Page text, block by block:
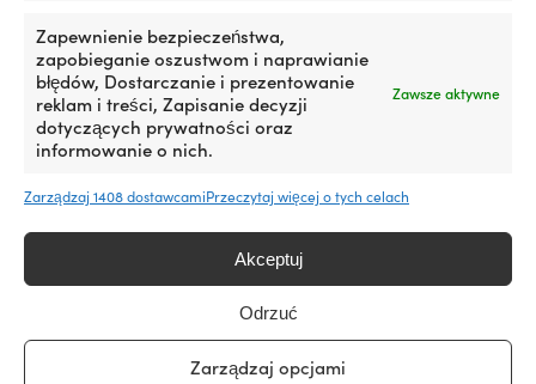
Zapewnienie bezpieczeństwa,
zapobieganie oszustwom i naprawianie
błędów, Dostarczanie i prezentowanie
reklam i treści, Zapisanie decyzji
dotyczących prywatności oraz
informowanie o nich.
Zawsze aktywne
Zarządzaj 1408 dostawcamiPrzeczytaj więcej o tych celach
Akceptuj
Odrzuć
Zarządzaj opcjami
Ławka do pontonu, aluminium,
75 x 20 x 1.5 cm
Pompa ręczna Bestway Air
Hammer, 30 cm, + elastyczny
wąż + adaptery do zaworów